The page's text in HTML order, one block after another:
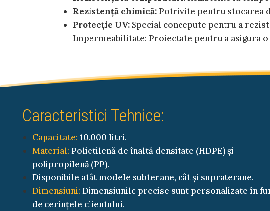
Rezistență chimică:Potrivite pentru stocarea
Protecție UV: Special concepute pentru a
Impermeabilitate: Proiectate pentru a asigura
Caracteristici Tehnice:
Capacitate: 10.000 litri.
Material: Polietilenă de înaltă densitate (HDPE) și
polipropilenă (PP).
Disponibile atât modele subterane, cât și supraterane.
Dimensiuni: Dimensiunile precise sunt personalizate în
de cerințele clientului.